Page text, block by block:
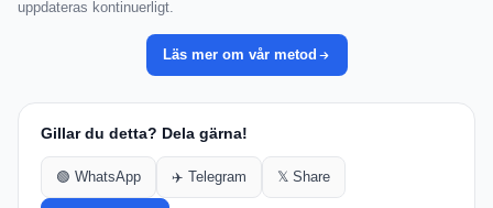
uppdateras kontinuerligt.
Läs mer om vår metod
Gillar du detta? Dela gärna!
🟢 WhatsApp ✈️ Telegram 𝕏 Share